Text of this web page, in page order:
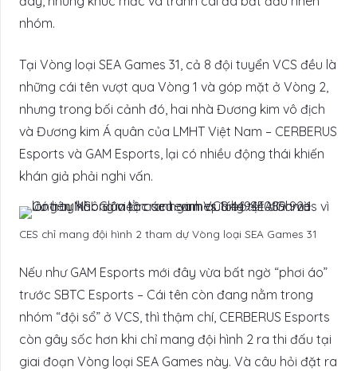
nhóm.
Tại Vòng loại SEA Games 31, cả 8 đội tuyển VCS đều là
những cái tên vượt qua Vòng 1 và góp mặt ở Vòng 2,
nhưng trong bối cảnh đó, hai nhà Đương kim vô địch
và Đương kim Á quân của LMHT Việt Nam – CERBERUS
Esports và GAM Esports, lại có nhiều động thái khiến
khán giả phải nghi vấn.
CES chỉ mang đội hình 2 tham dự Vòng loại SEA Games 31
Nếu như GAM Esports mới đây vừa bất ngờ “phơi áo”
trước SBTC Esports – Cái tên còn đang nằm trong
nhóm “đội sổ” ở VCS, thì thậm chí, CERBERUS Esports
còn gây sốc hơn khi chỉ mang đội hình 2 ra thi đấu tại
giai đoạn Vòng loại SEA Games này. Và câu hỏi đặt ra